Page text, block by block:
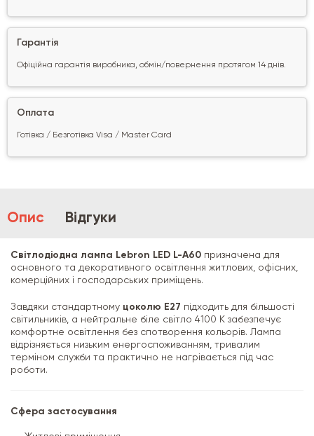
Гарантія
Офіційна гарантія виробника, обмін/повернення протягом 14 днів.
Оплата
Готівка / Безготівка Visa / Master Card
Опис Відгуки
Світлодіодна лампа Lebron LED L-A60 призначена для
основного та декоративного освітлення житлових, офісних,
комерційних і господарських приміщень.
Завдяки стандартному цоколю E27 підходить для більшості
світильників, а нейтральне біле світло 4100 K забезпечує
комфортне освітлення без спотворення кольорів. Лампа
відрізняється низьким енергоспоживанням, тривалим
терміном служби та практично не нагрівається під час
роботи.
Сфера застосування